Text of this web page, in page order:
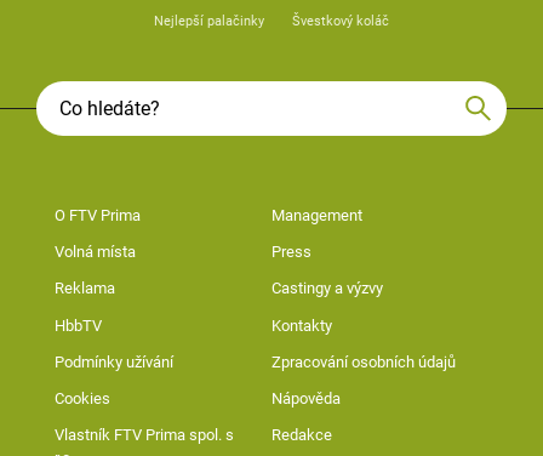
Nejlepší palačinky Švestkový koláč
O FTV Prima Management
Volná místa Press
Reklama Castingy a výzvy
HbbTV Kontakty
Podmínky užívání Zpracování osobních údajů
Cookies Nápověda
Vlastník FTV Prima spol. s
Redakce